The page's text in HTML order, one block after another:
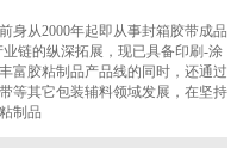
身从2000年起即从事封箱胶带成品
链的纵深拓展，现已具备印刷-涂
富胶粘制品产品线的同时，还通过
等其它包装辅料领域发展，在坚持
制品